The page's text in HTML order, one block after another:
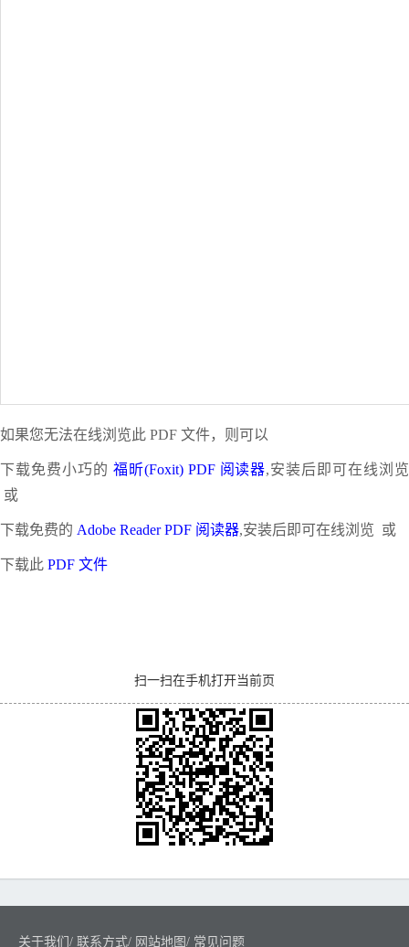
如果您无法在线浏览此 PDF 文件，则可以
下载免费小巧的 福昕(Foxit) PDF 阅读器,安装后即可在线浏览
或
下载免费的 Adobe Reader PDF 阅读器,安装后即可在线浏览 或
下载此 PDF 文件
扫一扫在手机打开当前页
关于我们 / 联系方式/ 网站地图/ 常见问题